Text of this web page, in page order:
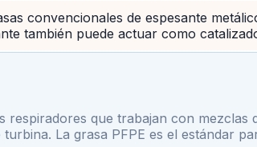
convencionales de espesante
también puede actuar como
respiradores que trabajan con
La grasa PFPE es el estándar